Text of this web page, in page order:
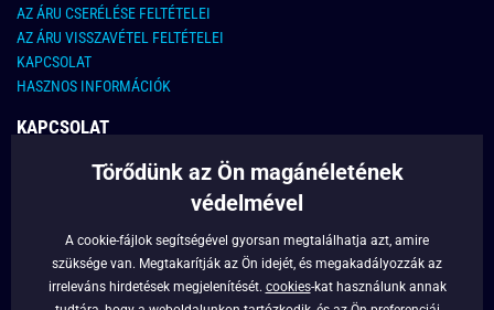
AZ ÁRU CSERÉLÉSE FELTÉTELEI
AZ ÁRU VISSZAVÉTEL FELTÉTELEI
KAPCSOLAT
HASZNOS INFORMÁCIÓK
KAPCSOLAT
E-MAIL CÍM:
FONTOS INFORMÁCIÓK
RÓLUNK
BLOG
Törődünk az Ön magánéletének
védelmével
A cookie-fájlok segítségével gyorsan megtalálhatja azt, amire
szüksége van. Megtakarítják az Ön idejét, és megakadályozzák az
irreleváns hirdetések megjelenítését. cookies-kat használunk annak